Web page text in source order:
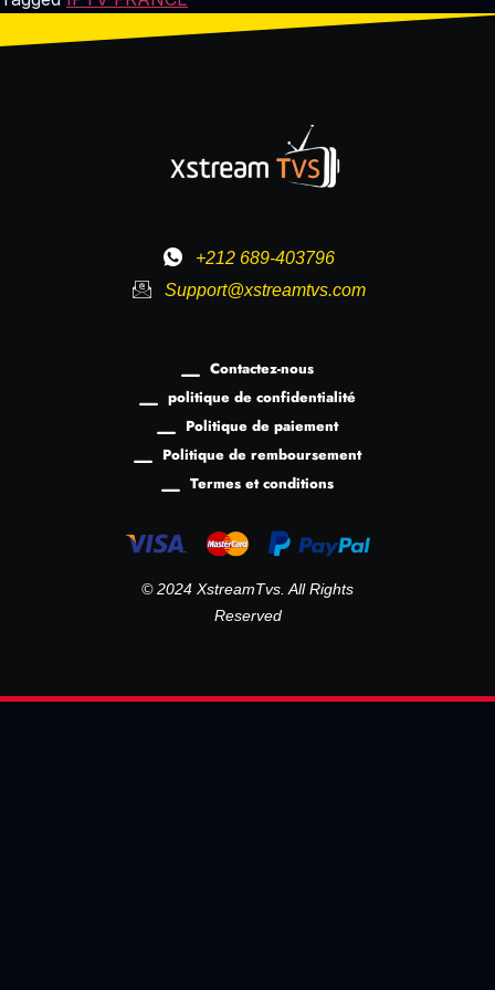
+212 689-403796
Support@xstreamtvs.com
Contactez-nous
politique de confidentialité
Politique de paiement
Politique de remboursement
Termes et conditions
© 2024 XstreamTvs. All Rights
Reserved